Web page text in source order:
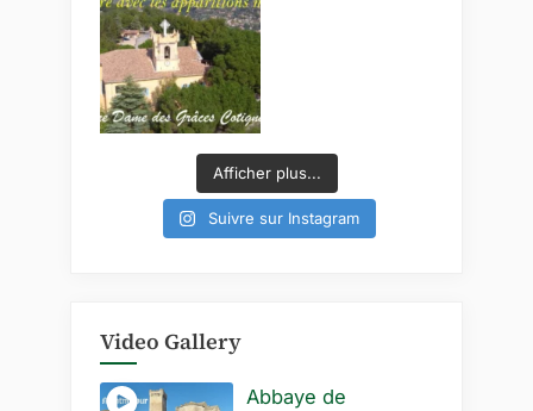
Afficher plus...
Suivre sur Instagram
Video Gallery
Abbaye de